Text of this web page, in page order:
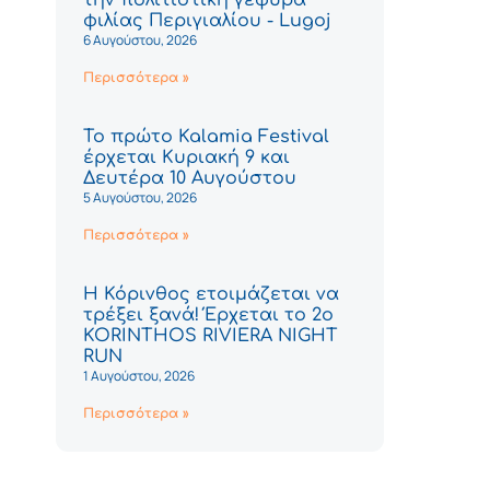
φιλίας Περιγιαλίου - Lugoj
6 Αυγούστου, 2026
Περισσότερα »
Το πρώτο Kalamia Festival
έρχεται Κυριακή 9 και
Δευτέρα 10 Αυγούστου
5 Αυγούστου, 2026
Περισσότερα »
Η Κόρινθος ετοιμάζεται να
τρέξει ξανά! Έρχεται το 2ο
KORINTHOS RIVIERA NIGHT
RUN
1 Αυγούστου, 2026
Περισσότερα »